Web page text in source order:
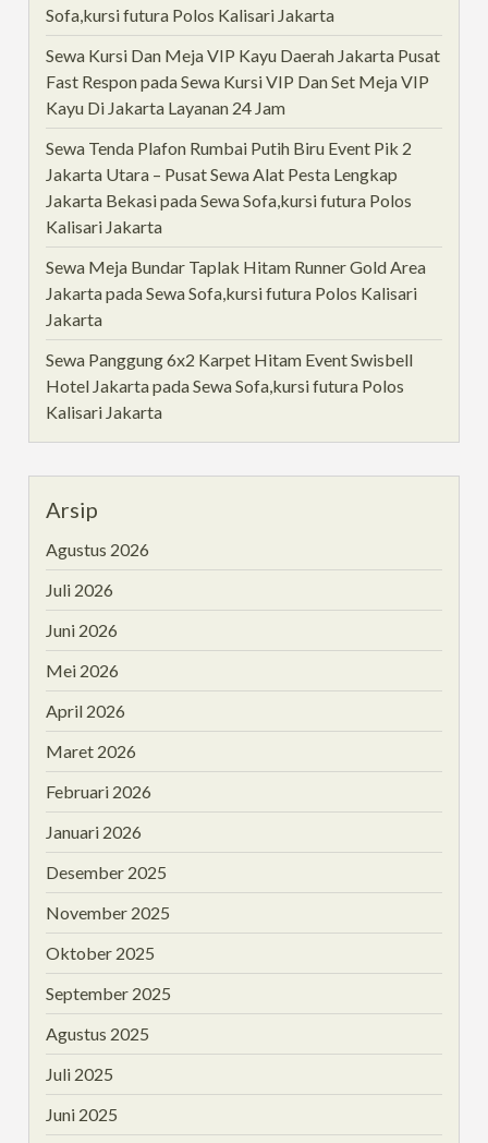
Sofa,kursi futura Polos Kalisari Jakarta
Sewa Kursi Dan Meja VIP Kayu Daerah Jakarta Pusat
Fast ResponpadaSewa Kursi VIP Dan Set Meja VIP
Kayu Di Jakarta Layanan 24 Jam
Sewa Tenda Plafon Rumbai Putih Biru Event Pik 2
Jakarta Utara – Pusat Sewa Alat Pesta Lengkap
Jakarta BekasipadaSewa Sofa,kursi futura Polos
Kalisari Jakarta
Sewa Meja Bundar Taplak Hitam Runner Gold Area
JakartapadaSewa Sofa,kursi futura Polos Kalisari
Jakarta
Sewa Panggung 6x2 Karpet Hitam Event Swisbell
Hotel JakartapadaSewa Sofa,kursi futura Polos
Kalisari Jakarta
Arsip
Agustus 2026
Juli 2026
Juni 2026
Mei 2026
April 2026
Maret 2026
Februari 2026
Januari 2026
Desember 2025
November 2025
Oktober 2025
September 2025
Agustus 2025
Juli 2025
Juni 2025